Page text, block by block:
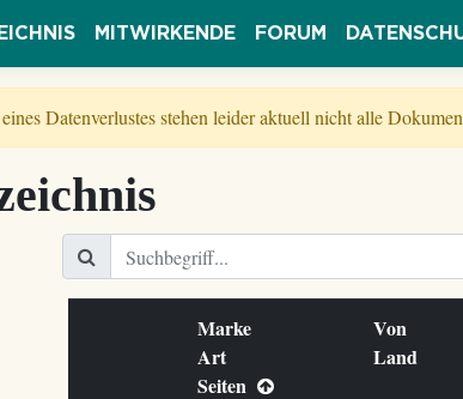
MITWIRKENDE FORUM
Datenverlustes stehen leider aktuell nicht alle
Marke
Art
Seiten
Von
Land